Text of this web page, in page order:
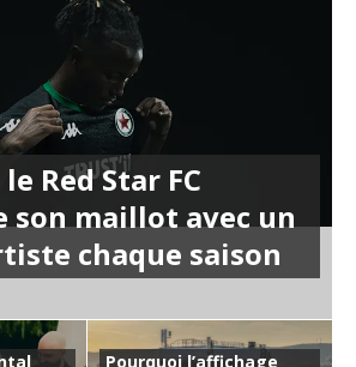
Red Star FC
son maillot avec un
chaque saison
Pourquoi l’affichage